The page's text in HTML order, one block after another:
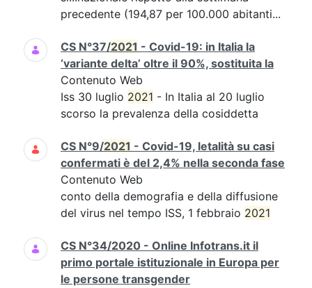
precedente (194,87 per 100.000 abitanti...
CS N°37/2021 - Covid-19: in Italia la
‘variante delta’ oltre il 90%, sostituita la
Contenuto Web
Iss 30 luglio 2021 - In Italia al 20 luglio
scorso la prevalenza della cosiddetta
CS N°9/2021 - Covid-19, letalità su casi
confermati è del 2,4% nella seconda fase
Contenuto Web
conto della demografia e della diffusione
del virus nel tempo ISS, 1 febbraio 2021
CS N°34/2020 - Online Infotrans.it il
primo portale istituzionale in Europa per
le persone transgender